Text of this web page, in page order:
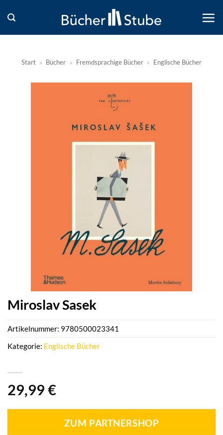
Inhalt
springen
Start » Bücher » Fremdsprachige Bücher » Englische Bücher
Miroslav Sasek
29,99 €
ZUM PARTNERSHOP
Artikelnummer: 9780500023341
Kategorie: Englische Bücher